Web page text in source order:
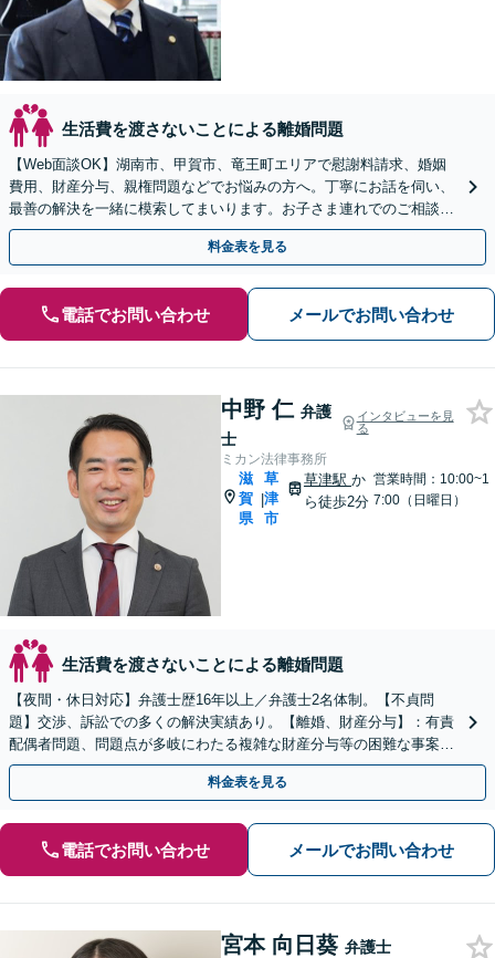
生活費を渡さないことによる離婚問題
【Web面談OK】湖南市、甲賀市、竜王町エリアで慰謝料請求、婚姻
費用、財産分与、親権問題などでお悩みの方へ。丁寧にお話を伺い、
最善の解決を一緒に模索してまいります。お子さま連れでのご相談も
可能です【出張相談OK】【甲西駅1分】
料金表を見る
電話でお問い合わせ メールでお問い合わせ
中野 仁 弁護
士
インタビューを見
る
ミカン法律事務所
滋
賀
県
|
草
津
市
草津駅 か
ら徒歩2分
営業時間：10:00~1
7:00（日曜日）
生活費を渡さないことによる離婚問題
【夜間・休日対応】弁護士歴16年以上／弁護士2名体制。【不貞問
題】交渉、訴訟での多くの解決実績あり。【離婚、財産分与】：有責
配偶者問題、問題点が多岐にわたる複雑な財産分与等の困難な事案も
解決実績あり【JR草津駅2分】
料金表を見る
電話でお問い合わせ メールでお問い合わせ
宮本 向日葵 弁護士